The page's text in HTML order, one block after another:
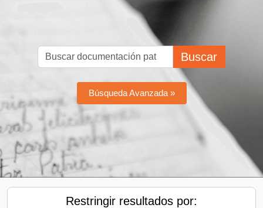
Buscar
Búsqueda Avanzada »
Restringir resultados por: